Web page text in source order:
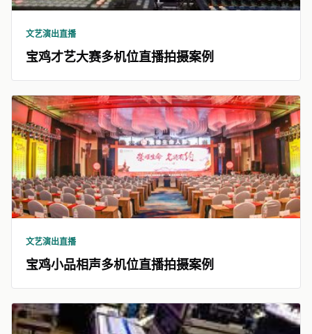
文艺演出直播
宝鸡才艺大赛多机位直播拍摄案例
文艺演出直播
宝鸡小品相声多机位直播拍摄案例